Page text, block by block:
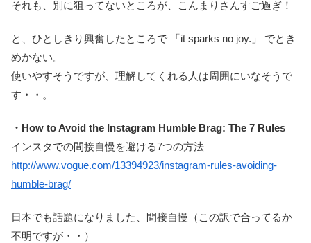
それも、別に狙ってないところが、こんまりさんすご過ぎ！
と、ひとしきり興奮したところで 「it sparks no joy.」 でとき
めかない。
使いやすそうですが、理解してくれる人は周囲にいなそうで
す・・。
・How to Avoid the Instagram Humble Brag: The 7 Rules
インスタでの間接自慢を避ける7つの方法
http://www.vogue.com/13394923/instagram-rules-avoiding-
humble-brag/
日本でも話題になりました、間接自慢（この訳で合ってるか
不明ですが・・）